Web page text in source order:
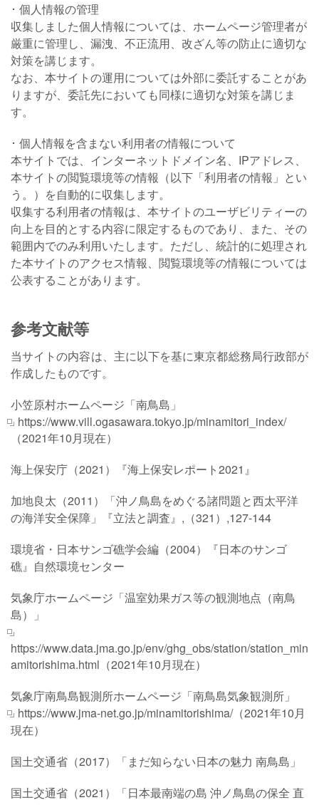
個人情報の管理
収集しました個人情報については、ホームページ管理者が
厳重に管理し、漏洩、不正流用、改ざん等の防止に適切な
対策を講じます。
なお、本サイトの運用については外部に委託することがあ
りますが、委託先においても同様に適切な対策を講じま
す。
個人情報を含まない利用者の情報について
本サイトでは、インターネットドメイン名、IPアドレス、
本サイトの閲覧環境等の情報（以下「利用者の情報」とい
う。）を自動的に収集します。
収集する利用者の情報は、本サイトのユーザビリティーの
向上を目的とする内容に限定するものであり、また、その
範囲内でのみ利用いたします。ただし、統計的に処理され
た本サイトのアクセス情報、閲覧環境等の情報については
公表することがあります。
参考文献等
当サイトの内容は、主に以下を基に東京都総務局行政部が
作成したものです。
小笠原村ホームページ「南鳥島」
https://www.vill.ogasawara.tokyo.jp/minamitori_index/
（2021年10月現在）
海上保安庁（2021）『海上保安レポート2021』
加地良太（2011）「沖ノ鳥島をめぐる諸問題と西太平洋
の海洋安全保障」『立法と調査』,（321）,127-144
環境省・日本サンゴ礁学会編（2004）『日本のサンゴ
礁』自然環境センター
気象庁ホームページ「温室効果ガス等の観測地点（南鳥
島）」
https://www.data.jma.go.jp/env/ghg_obs/station/station_min
amitorishima.html （2021年10月現在）
気象庁南鳥島観測所ホームページ「南鳥島気象観測所」
https://www.jma-net.go.jp/minamitorishima/（2021年10月
現在）
国土交通省（2017）「まだ知らない日本の魅力 南鳥島」
国土交通省（2021）「日本最南端の島 沖ノ鳥島の保全 直